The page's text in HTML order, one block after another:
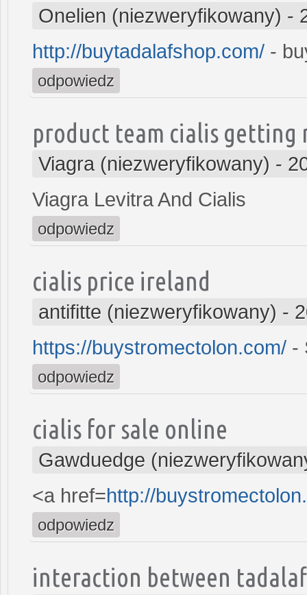
Onelien (niezweryfikowany) -
http://buytadalafshop.com/ -
odpowiedz
product team cialis getting
Viagra (niezweryfikowany) -
Viagra Levitra And Cialis
odpowiedz
cialis price ireland
antifitte (niezweryfikowany) -
https://buystromectolon.com/ -
odpowiedz
cialis for sale online
Gawduedge
<a href=http://
odpowiedz
interaction between